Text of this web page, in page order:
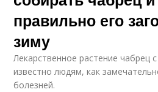
правильно его
зиму
Лекарственное растение чабрец
известно людям, как
болезней.